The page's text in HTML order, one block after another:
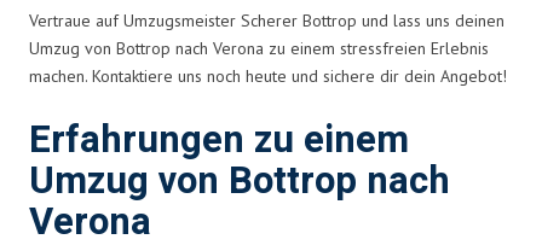
Vertraue auf Umzugsmeister Scherer Bottrop und lass uns deinen
Umzug von Bottrop nach Verona zu einem stressfreien Erlebnis
machen. Kontaktiere uns noch heute und sichere dir dein Angebot!
Erfahrungen zu einem
Umzug von Bottrop nach
Verona